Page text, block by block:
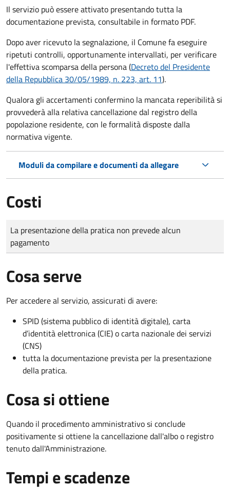
Il servizio può essere attivato presentando tutta la
documentazione prevista, consultabile in formato PDF.
Dopo aver ricevuto la segnalazione, il Comune fa eseguire
ripetuti controlli, opportunamente intervallati, per verificare
l'effettiva scomparsa della persona (Decreto del Presidente
della Repubblica 30/05/1989, n. 223, art. 11).
Qualora gli accertamenti confermino la mancata reperibilità si
provvederà alla relativa cancellazione dal registro della
popolazione residente, con le formalità disposte dalla
normativa vigente.
Moduli da compilare e documenti da allegare
Costi
Tipo di pagamento
Importo
La presentazione della pratica non prevede alcun
pagamento
Cosa serve
Per accedere al servizio, assicurati di avere:
SPID (sistema pubblico di identità digitale), carta
d’identità elettronica (CIE) o carta nazionale dei servizi
(CNS)
tutta la documentazione prevista per la presentazione
della pratica.
Cosa si ottiene
Quando il procedimento amministrativo si conclude
positivamente si ottiene la cancellazione dall'albo o registro
tenuto dall'Amministrazione.
Tempi e scadenze